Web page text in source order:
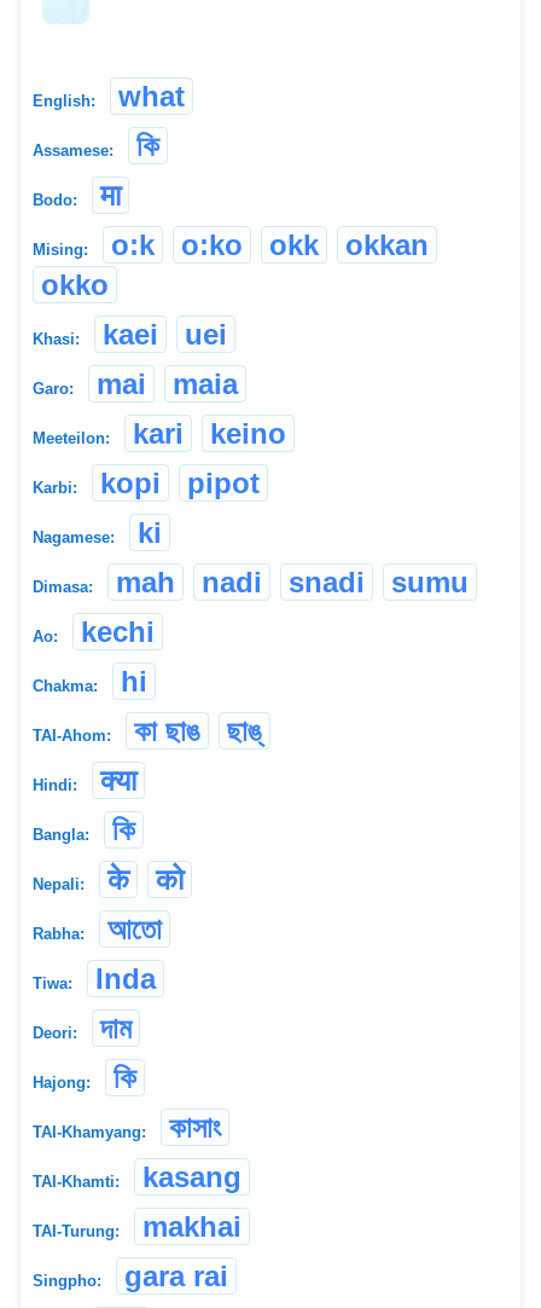
English: what
Assamese: কি
Bodo: मा
Mising: o:k o:ko okk
okkan
okko
Khasi: kaei uei
Garo: mai maia
Meeteilon: kari keino
Karbi: kopi pipot
Nagamese: ki
Dimasa: mah nadi snadi sumu
Ao: kechi
Chakma: hi
TAI-Ahom: কা ছাঙ ছাঙ্
Hindi: क्या
Bangla: কি
Nepali: के को
Rabha: আতো
Tiwa: Inda
Deori: দাম
Hajong: কি
TAI-Khamyang: কাসাং
TAI-Khamti: kasang
TAI-Turung: makhai
Singpho: gara rai